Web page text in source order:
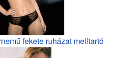
fekete ruházat melltartó